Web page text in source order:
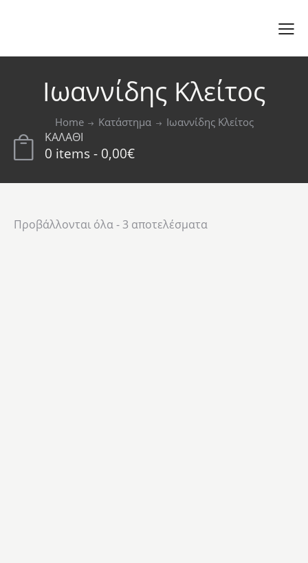
Ιωαννίδης Κλείτος
Home Κατάστημα Ιωαννίδης Κλείτος
ΚΑΛΑΘΙ
0 items- 0,00€
Προβάλλονται όλα - 3 αποτελέσματα